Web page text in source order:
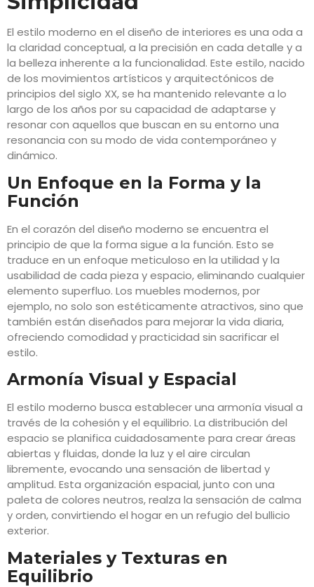
El estilo moderno en el diseño de interiores es una oda a
la claridad conceptual, a la precisión en cada detalle y a
la belleza inherente a la funcionalidad. Este estilo, nacido
de los movimientos artísticos y arquitectónicos de
principios del siglo XX, se ha mantenido relevante a lo
largo de los años por su capacidad de adaptarse y
resonar con aquellos que buscan en su entorno una
resonancia con su modo de vida contemporáneo y
dinámico.
Un Enfoque en la Forma y la
Función
En el corazón del diseño moderno se encuentra el
principio de que la forma sigue a la función. Esto se
traduce en un enfoque meticuloso en la utilidad y la
usabilidad de cada pieza y espacio, eliminando cualquier
elemento superfluo. Los muebles modernos, por
ejemplo, no solo son estéticamente atractivos, sino que
también están diseñados para mejorar la vida diaria,
ofreciendo comodidad y practicidad sin sacrificar el
estilo.
Armonía Visual y Espacial
El estilo moderno busca establecer una armonía visual a
través de la cohesión y el equilibrio. La distribución del
espacio se planifica cuidadosamente para crear áreas
abiertas y fluidas, donde la luz y el aire circulan
libremente, evocando una sensación de libertad y
amplitud. Esta organización espacial, junto con una
paleta de colores neutros, realza la sensación de calma
y orden, convirtiendo el hogar en un refugio del bullicio
exterior.
Materiales y Texturas en
Equilibrio